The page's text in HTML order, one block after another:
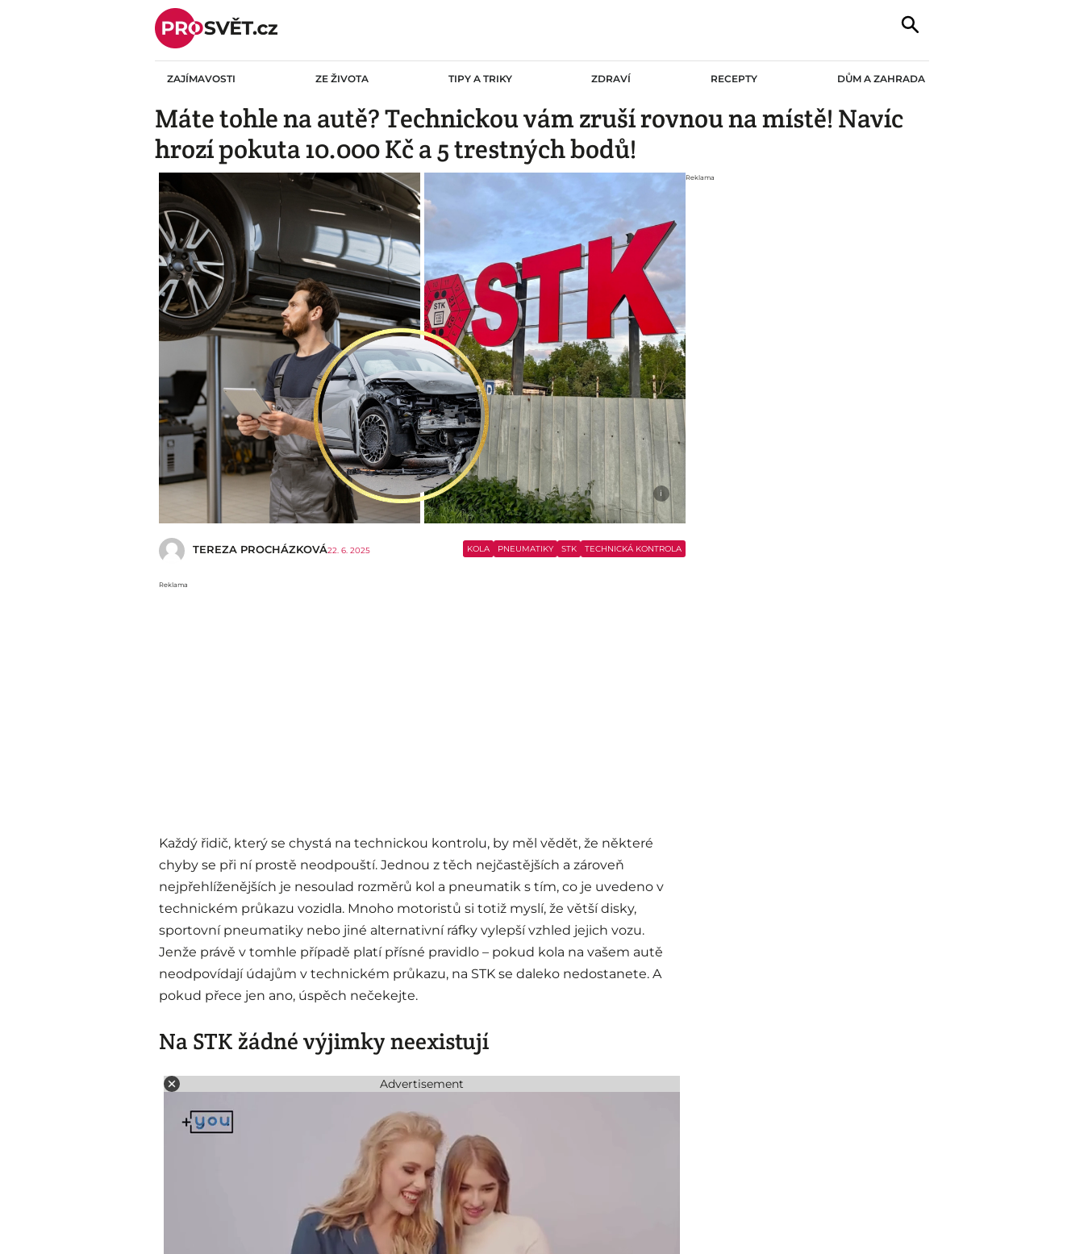
Skip
content
ZAJÍMAVOSTI ZE ŽIVOTA TIPY A TRIKY ZDRAVÍ RECEPTY DŮM A ZAHRADA
Máte tohle na autě? Technickou vám zruší rovnou na místě! Navíc
hrozí pokuta 10.000 Kč a 5 trestných bodů!
i
TEREZA PROCHÁZKOVÁ22. 6. 2025 KOLA PNEUMATIKY STK TECHNICKÁ KONTROLA
Reklama
Každý řidič, který se chystá na technickou kontrolu, by měl vědět, že některé
chyby se při ní prostě neodpouští. Jednou z těch nejčastějších a zároveň
nejpřehlíženějších je nesoulad rozměrů kol a pneumatik s tím, co je uvedeno v
technickém průkazu vozidla. Mnoho motoristů si totiž myslí, že větší disky,
sportovní pneumatiky nebo jiné alternativní ráfky vylepší vzhled jejich vozu.
Jenže právě v tomhle případě platí přísné pravidlo – pokud kola na vašem autě
neodpovídají údajům v technickém průkazu, na STK se daleko nedostanete. A
pokud přece jen ano, úspěch nečekejte.
Na STK žádné výjimky neexistují
Advertisement
Reklama